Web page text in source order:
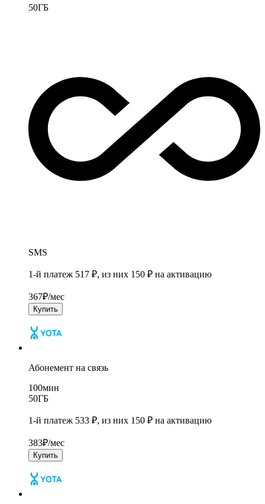
50ГБ
SMS
1-й платеж 517 ₽, из них 150 ₽ на активацию
367₽/мес
Купить
Абонемент на связь
100мин
50ГБ
1-й платеж 533 ₽, из них 150 ₽ на активацию
383₽/мес
Купить